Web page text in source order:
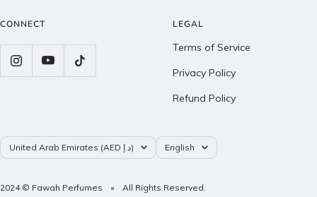
CONNECT LEGAL
Terms of Service
Privacy Policy
Refund Policy
Country/region United Arab Emirates (AED د.إ) Language
English
2024 © Fawah Perfumes All Rights Reserved.